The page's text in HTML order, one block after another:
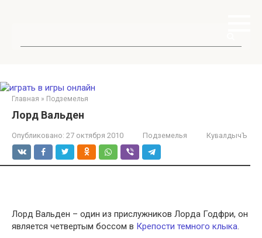
Главная » Подземелья
Лорд Вальден
Опубликовано: 27 октября 2010 Подземелья КувалдычЪ
Лорд Вальден – один из прислужников Лорда Годфри, он
является четвертым боссом в Крепости темного клыка.